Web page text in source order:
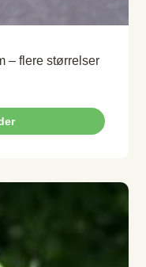
– flere størrelser